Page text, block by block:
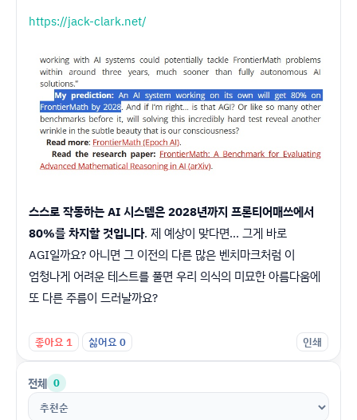
https://jack-clark.net/
스스로 작동하는 AI 시스템은 2028년까지 프론티어매쓰에서
80%를 차지할 것입니다. 제 예상이 맞다면... 그게 바로
AGI일까요? 아니면 그 이전의 다른 많은 벤치마크처럼 이
엄청나게 어려운 테스트를 풀면 우리 의식의 미묘한 아름다움에
또 다른 주름이 드러날까요?
좋아요1 싫어요0 인쇄
전체 0